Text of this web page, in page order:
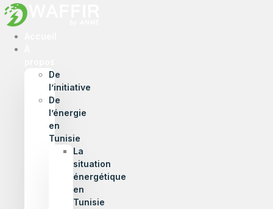
De
l’initiative
De
l’énergie
en
Tunisie
La
situation
énergétique
en
Tunisie